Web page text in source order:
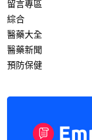
留言專區
綜合
醫藥大全
醫藥新聞
預防保健